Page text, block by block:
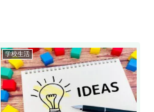
学校生活